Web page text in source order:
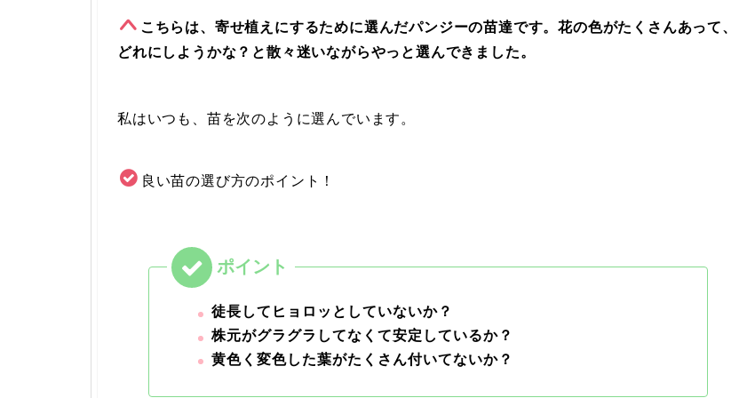
こちらは、寄せ植えにするために選んだパンジーの苗達です。花の色がたくさんあって、
どれにしようかな？と散々迷いながらやっと選んできました。
私はいつも、苗を次のように選んでいます。
良い苗の選び方のポイント！
徒長してヒョロッとしていないか？
株元がグラグラしてなくて安定しているか？
黄色く変色した葉がたくさん付いてないか？